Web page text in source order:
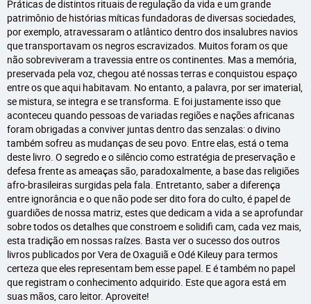
Práticas de distintos rituais de regulação da vida e um grande
patrimônio de histórias míticas fundadoras de diversas sociedades,
por exemplo, atravessaram o atlântico dentro dos insalubres navios
que transportavam os negros escravizados. Muitos foram os que
não sobreviveram a travessia entre os continentes. Mas a memória,
preservada pela voz, chegou até nossas terras e conquistou espaço
entre os que aqui habitavam. No entanto, a palavra, por ser imaterial,
se mistura, se integra e se transforma. E foi justamente isso que
aconteceu quando pessoas de variadas regiões e nações africanas
foram obrigadas a conviver juntas dentro das senzalas: o divino
também sofreu as mudanças de seu povo. Entre elas, está o tema
deste livro. O segredo e o silêncio como estratégia de preservação e
defesa frente as ameaças são, paradoxalmente, a base das religiões
afro-brasileiras surgidas pela fala. Entretanto, saber a diferença
entre ignorância e o que não pode ser dito fora do culto, é papel de
guardiões de nossa matriz, estes que dedicam a vida a se aprofundar
sobre todos os detalhes que constroem e solidifi cam, cada vez mais,
esta tradição em nossas raízes. Basta ver o sucesso dos outros
livros publicados por Vera de Oxaguiã e Odé Kileuy para termos
certeza que eles representam bem esse papel. E é também no papel
que registram o conhecimento adquirido. Este que agora está em
suas mãos, caro leitor. Aproveite!